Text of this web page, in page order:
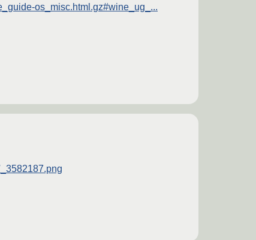
os_misc.html.gz#wine_ug_...